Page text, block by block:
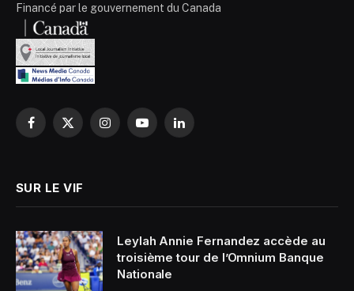
Financé par le gouvernement du Canada
Facebook
X
InstagramYouTubeLinkedIn
SUR LE VIF
Leylah Annie Fernandez accède au
troisième tour de l’Omnium Banque
Nationale